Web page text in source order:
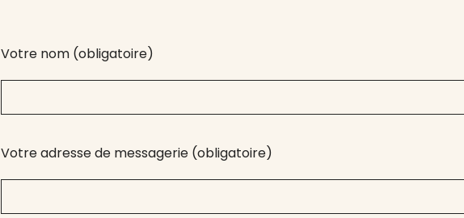
Votre nom (obligatoire)
Votre adresse de messagerie (obligatoire)